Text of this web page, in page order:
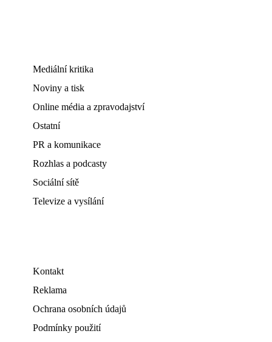
Mediální kritika
Noviny a tisk
Online média a zpravodajství
Ostatní
PR a komunikace
Rozhlas a podcasty
Sociální sítě
Televize a vysílání
Kontakt
Reklama
Ochrana osobních údajů
Podmínky použití